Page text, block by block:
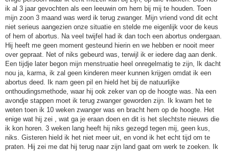
ik al 3 jaar gevochten als een leeuwin om hem bij mij te houden. Toen
mijn zoon 3 maand was werd ik terug zwanger. Mijn vriend vond dit echt
niet serieus aangezien onze situatie en stelde me eigenlijk voor de keus
of hem of abortus. Na veel twijfel had ik dan toch een abortus ondergaan.
Hij heeft me geen moment gesteund hierin en we hebben er nooit meer
over gepraat. Net of niks gebeurd was, terwijl ik er iedere dag aan denk.
Een tijdje later begon mijn menstruatie heel onregelmatig te zijn, Ik dacht
nou ja, karma, ik zal geen kinderen meer kunnen krijgen omdat ik een
abortus deed. Ik nam geen pil en hield het bij de natuurlijke
onthoudingsmethode, waar hij ook zeker van op de hoogte was. Na een
avondje stappen moet ik terug zwanger geworden zijn. Ik kwam het te
weten toen ik 10 weken zwanger was en bracht hem op de hoogte. Het
enige wat hij zei , wat ga je eraan doen en dit is het slechtste nieuws die
ik kon horen. 3 weken lang heeft hij niks gezegd tegen mij, geen kus,
niks. Gisteren hield ik het niet meer uit, en vond ik het echt tijd om te
praten. Hij zei me dat hij terug naar zijn land gaat om werk te zoeken. Ik